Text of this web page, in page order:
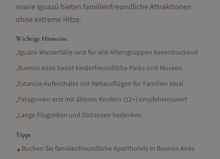
sowie Iguazú bieten familienfreundliche Attraktionen
ohne extreme Hitze.
Wichtige Hinweise
•Iguazú-Wasserfälle sind für alle Altersgruppen beeindruckend
•Buenos Aires bietet kinderfreundliche Parks und Museen
•Estancia-Aufenthalte mit Reitausflügen für Familien ideal
•Patagonien erst mit älteren Kindern (12+) empfehlenswert
•Lange Flugzeiten und Distanzen bedenken
Tipps
✦Buchen Sie familienfreundliche Aparthotels in Buenos Aires